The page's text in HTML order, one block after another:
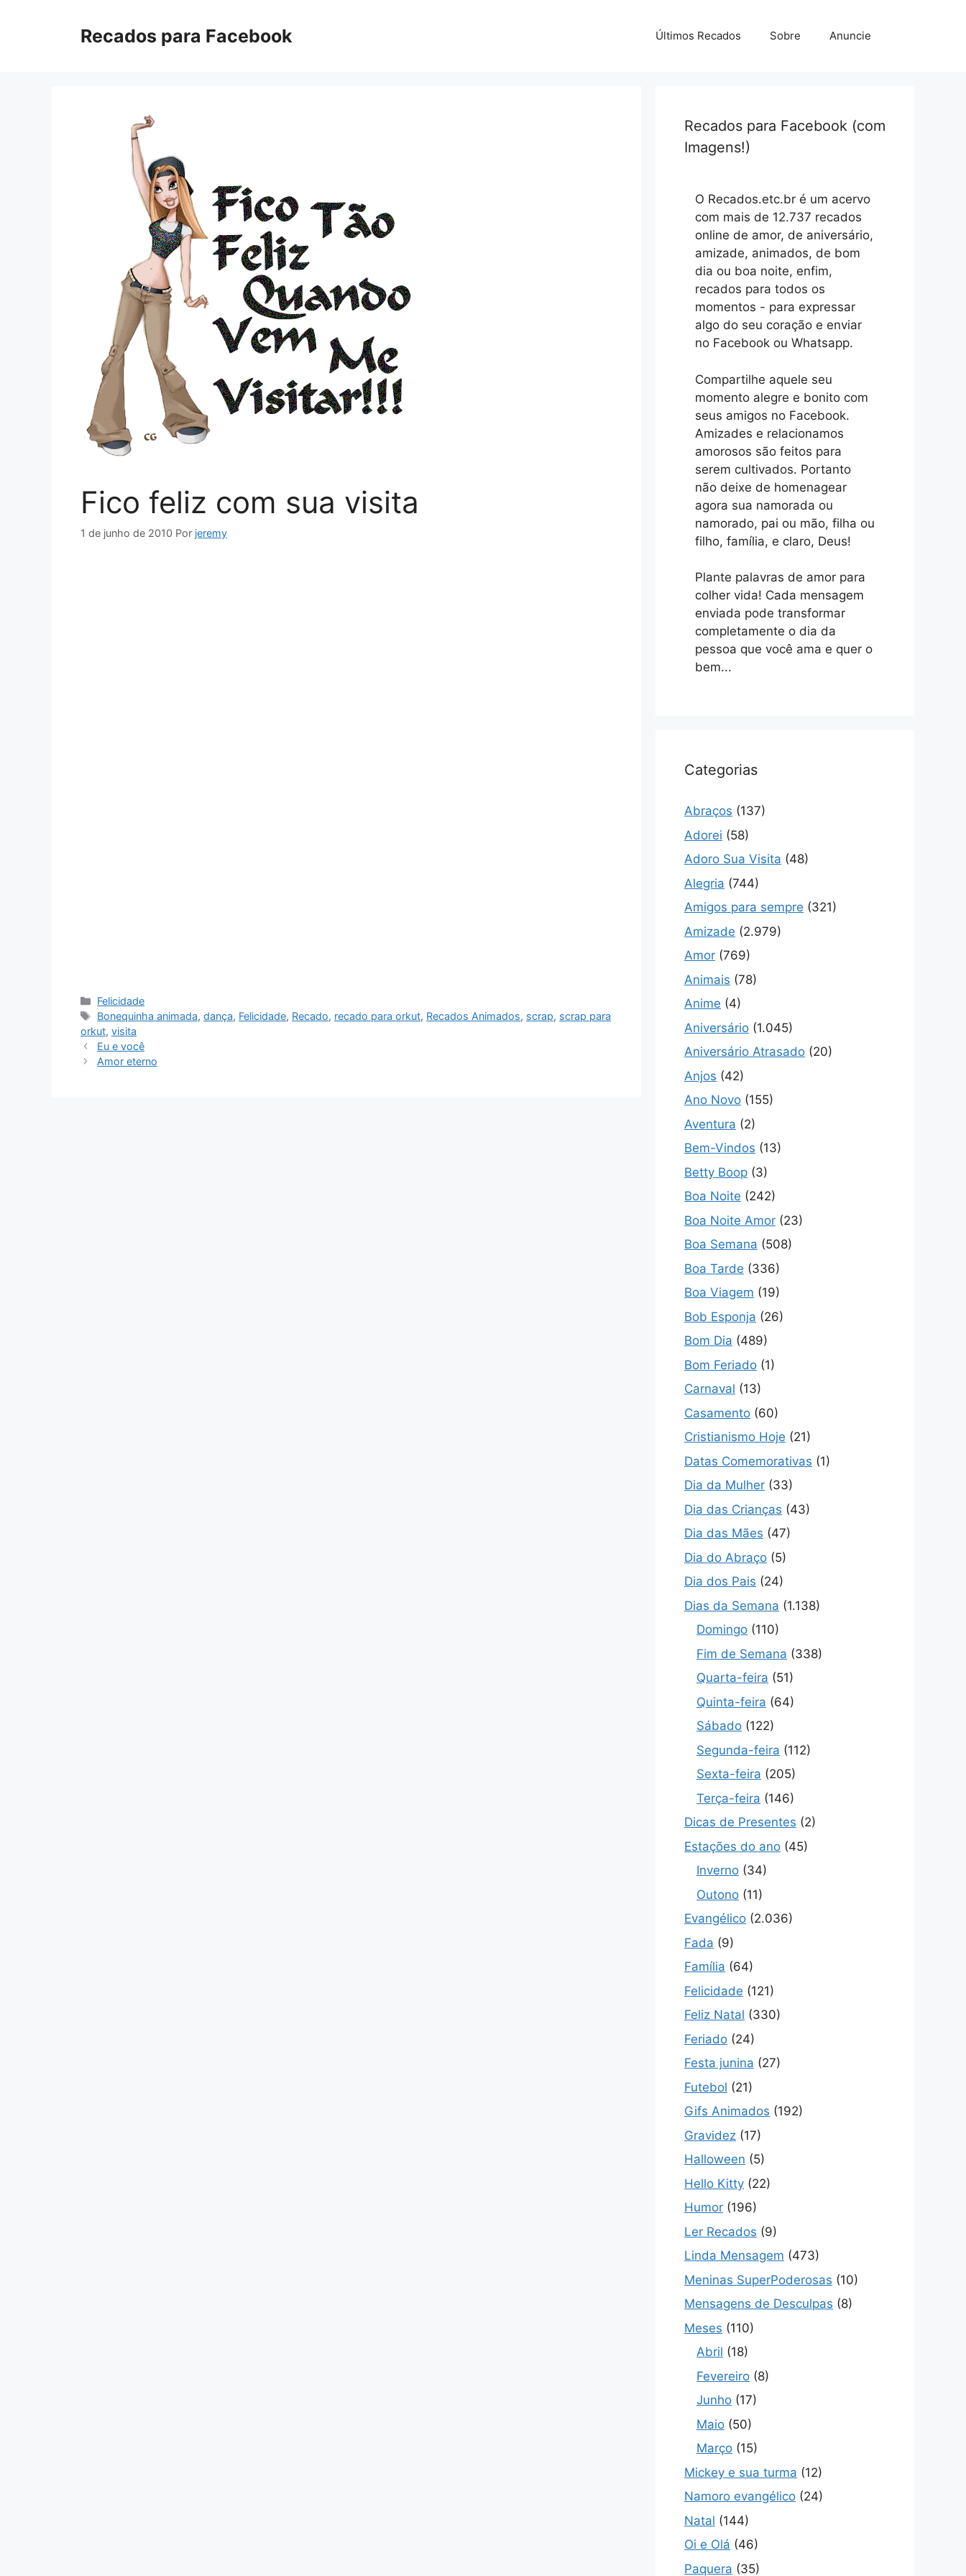
Recados para Facebook Últimos Recados Sobre Anuncie
Fico feliz com sua visita
1 de junho de 2010 Por jeremy
Categorias
Felicidade
Tags
Bonequinha animada,dança, Felicidade, Recado, recado para orkut, Recados Animados, scrap, scrap para
orkut, visita
Eu e você
Amor eterno
Recados para Facebook (com
Imagens!)
O Recados.etc.br é um acervo
com mais de 12.737 recados
online de amor, de aniversário,
amizade, animados, de bom
dia ou boa noite, enfim,
recados para todos os
momentos - para expressar
algo do seu coração e enviar
no Facebook ou Whatsapp.
Compartilhe aquele seu
momento alegre e bonito com
seus amigos no Facebook.
Amizades e relacionamos
amorosos são feitos para
serem cultivados. Portanto
não deixe de homenagear
agora sua namorada ou
namorado, pai ou mão, filha ou
filho, família, e claro, Deus!
Plante palavras de amor para
colher vida! Cada mensagem
enviada pode transformar
completamente o dia da
pessoa que você ama e quer o
bem...
Categorias
Abraços (137)
Adorei (58)
Adoro Sua Visita (48)
Alegria (744)
Amigos para sempre (321)
Amizade (2.979)
Amor (769)
Animais (78)
Anime (4)
Aniversário (1.045)
Aniversário Atrasado (20)
Anjos (42)
Ano Novo (155)
Aventura (2)
Bem-Vindos (13)
Betty Boop (3)
Boa Noite (242)
Boa Noite Amor (23)
Boa Semana (508)
Boa Tarde (336)
Boa Viagem (19)
Bob Esponja (26)
Bom Dia (489)
Bom Feriado (1)
Carnaval (13)
Casamento (60)
Cristianismo Hoje (21)
Datas Comemorativas (1)
Dia da Mulher (33)
Dia das Crianças (43)
Dia das Mães (47)
Dia do Abraço (5)
Dia dos Pais (24)
Dias da Semana (1.138)
Domingo (110)
Fim de Semana (338)
Quarta-feira (51)
Quinta-feira (64)
Sábado (122)
Segunda-feira (112)
Sexta-feira (205)
Terça-feira (146)
Dicas de Presentes (2)
Estações do ano (45)
Inverno (34)
Outono (11)
Evangélico (2.036)
Fada (9)
Família (64)
Felicidade (121)
Feliz Natal (330)
Feriado (24)
Festa junina (27)
Futebol (21)
Gifs Animados (192)
Gravidez (17)
Halloween (5)
Hello Kitty (22)
Humor (196)
Ler Recados (9)
Linda Mensagem (473)
Meninas SuperPoderosas (10)
Mensagens de Desculpas (8)
Meses (110)
Abril (18)
Fevereiro (8)
Junho (17)
Maio (50)
Março (15)
Mickey e sua turma (12)
Namoro evangélico (24)
Natal (144)
Oi e Olá (46)
Paquera (35)